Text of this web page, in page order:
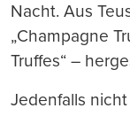
Nacht. Aus
„Champagne
Truffes“ –
Jedenfalls